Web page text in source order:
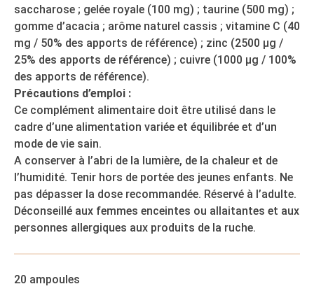
saccharose ; gelée royale (100 mg) ; taurine (500 mg) ;
gomme d’acacia ; arôme naturel cassis ; vitamine C (40
mg / 50% des apports de référence) ; zinc (2500 µg /
25% des apports de référence) ; cuivre (1000 µg / 100%
des apports de référence).
Précautions d’emploi :
Ce complément alimentaire doit être utilisé dans le
cadre d’une alimentation variée et équilibrée et d’un
mode de vie sain.
A conserver à l’abri de la lumière, de la chaleur et de
l’humidité. Tenir hors de portée des jeunes enfants. Ne
pas dépasser la dose recommandée. Réservé à l’adulte.
Déconseillé aux femmes enceintes ou allaitantes et aux
personnes allergiques aux produits de la ruche.
20 ampoules